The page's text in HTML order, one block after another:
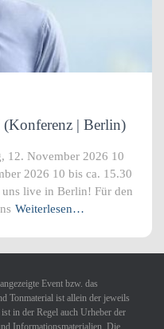
| Berlin)
12. November 2026 10
2026 10 bis ca. 15.30
live in Berlin! Für den
Weiterlesen…
Event bzw. das
Tonmaterial ist allein der jeweils
in der Regel auch Urheber der